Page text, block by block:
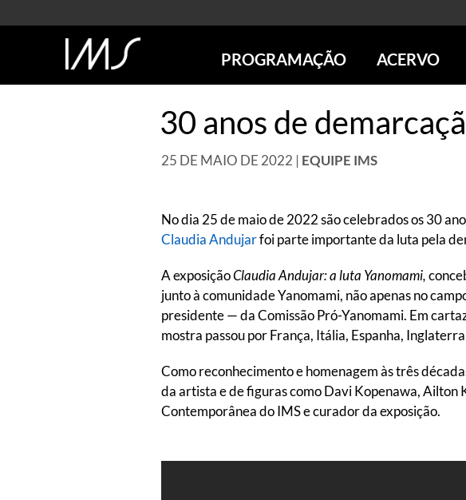
PROGRAMAÇÃO
SÃO PAULO
POÇOS DE CALDAS
EM CARTAZ
ANTERIORES
TOURS VIRTUAIS
VISITAS MEDIADAS
ACERVO
SOBRE O
FOTOGRAFIA
BIBLIOTECA
DESTAQUES DE
PROGRAMA
POR DENTRO
30 anos de
25 DE MAIO DE 2022 | EQUIPE IMS
No dia 25 de maio de 2022 são celebrados os 30
Claudia Andujarfoi parte importante da luta pela
A exposiçãoClaudia Andujar: a luta Yanomami,
junto à comunidade Yanomami, não apenas no
presidente — da Comissão Pró-Yanomami. Em
mostra passou por França, Itália, Espanha,
Como reconhecimento e homenagem às três
da artista e de figuras como Davi Kopenawa,
Contemporânea do IMS e curador da exposição.